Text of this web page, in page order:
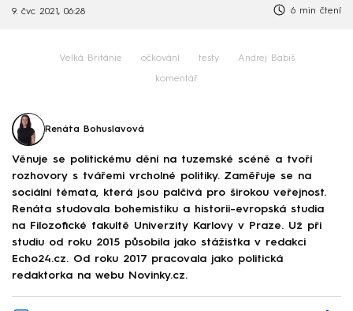
9. čvc 2021, 06:28 6 min čtení
Velká Británie očkování testy Andrej Babiš
komentář
Renáta Bohuslavová
Věnuje se politickému dění na tuzemské scéně a tvoří
rozhovory s tvářemi vrcholné politiky. Zaměřuje se na
sociální témata, která jsou palčivá pro širokou veřejnost.
Renáta studovala bohemistiku a historii-evropská studia
na Filozofické fakultě Univerzity Karlovy v Praze. Už při
studiu od roku 2015 působila jako stážistka v redakci
Echo24.cz. Od roku 2017 pracovala jako politická
redaktorka na webu Novinky.cz.